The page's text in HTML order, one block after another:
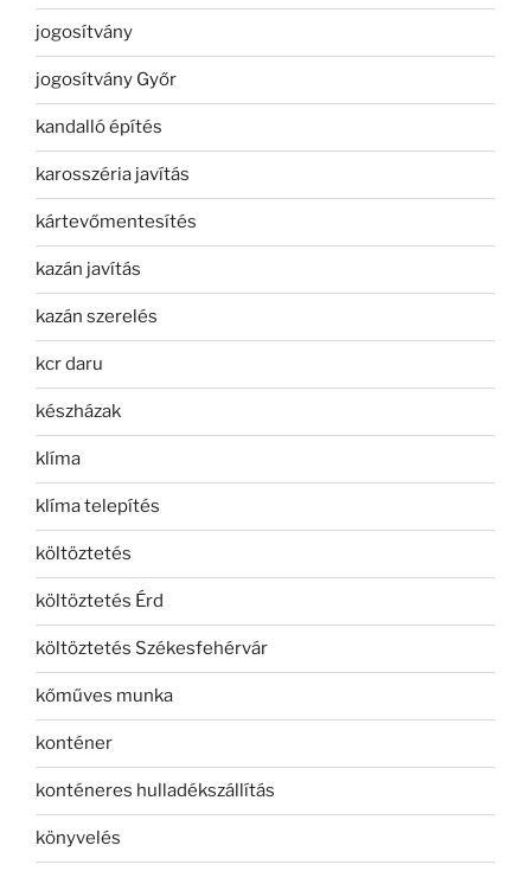
jogosítvány
jogosítvány Győr
kandalló építés
karosszéria javítás
kártevőmentesítés
kazán javítás
kazán szerelés
kcr daru
készházak
klíma
klíma telepítés
költöztetés
költöztetés Érd
költöztetés Székesfehérvár
kőműves munka
konténer
konténeres hulladékszállítás
könyvelés